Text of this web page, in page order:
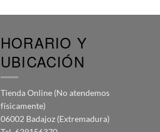
HORARIO Y
UBICACIÓN
Tienda Online (No atendemos
físicamente)
06002 Badajoz (Extremadura)